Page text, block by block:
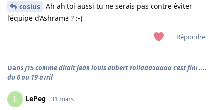
cosius
Ah ah toi aussi tu ne serais pas contre éviter
l’équipe d’Ashrame ? :-)
Répondre
DansJ15 comme dirait jean louis aubert voilaaaaaaaa c'est fini ....
du 6 au 19 avril
L LePeg 31 mars